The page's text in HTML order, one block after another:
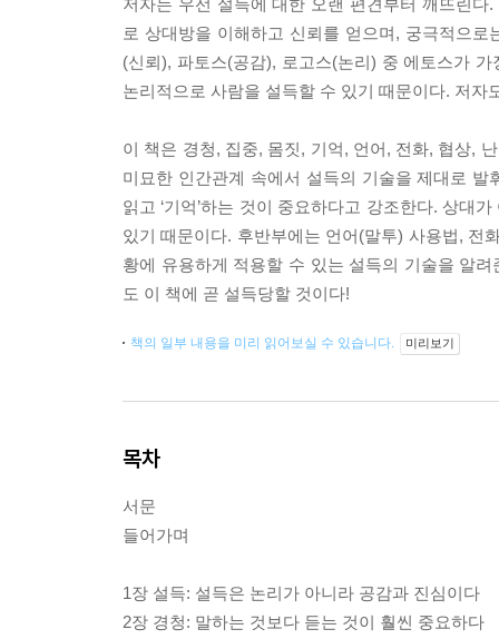
저자는 우선 설득에 대한 오랜 편견부터 깨뜨린
로 상대방을 이해하고 신뢰를 얻으며, 궁극적으
(신뢰), 파토스(공감), 로고스(논리) 중 에토스가
논리적으로 사람을 설득할 수 있기 때문이다. 저
이 책은 경청, 집중, 몸짓, 기억, 언어, 전화, 협상,
미묘한 인간관계 속에서 설득의 기술을 제대로 발
읽고 ‘기억’하는 것이 중요하다고 강조한다. 상대
있기 때문이다. 후반부에는 언어(말투) 사용법, 전
황에 유용하게 적용할 수 있는 설득의 기술을 알
도 이 책에 곧 설득당할 것이다!
책의 일부 내용을 미리 읽어보실 수 있습니다. 미리보기
목차
서문
들어가며
1장 설득: 설득은 논리가 아니라 공감과 진심이다
2장 경청: 말하는 것보다 듣는 것이 훨씬 중요하다